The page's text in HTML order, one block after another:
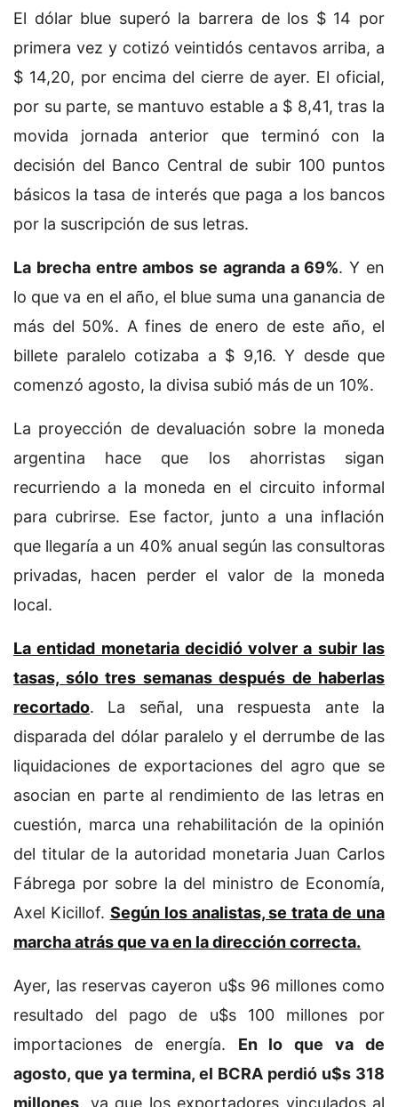
El dólar blue superó la barrera de los $ 14 por
primera vez y cotizó veintidós centavos arriba, a
$ 14,20, por encima del cierre de ayer. El oficial,
por su parte, se mantuvo estable a $ 8,41, tras la
movida jornada anterior que terminó con la
decisión del Banco Central de subir 100 puntos
básicos la tasa de interés que paga a los bancos
por la suscripción de sus letras.
La brecha entre ambos se agranda a 69%. Y en
lo que va en el año, el blue suma una ganancia de
más del 50%. A fines de enero de este año, el
billete paralelo cotizaba a $ 9,16. Y desde que
comenzó agosto, la divisa subió más de un 10%.
La proyección de devaluación sobre la moneda
argentina hace que los ahorristas sigan
recurriendo a la moneda en el circuito informal
para cubrirse. Ese factor, junto a una inflación
que llegaría a un 40% anual según las consultoras
privadas, hacen perder el valor de la moneda
local.
La entidad monetaria decidió volver a subir las
tasas, sólo tres semanas después de haberlas
recortado. La señal, una respuesta ante la
disparada del dólar paralelo y el derrumbe de las
liquidaciones de exportaciones del agro que se
asocian en parte al rendimiento de las letras en
cuestión, marca una rehabilitación de la opinión
del titular de la autoridad monetaria Juan Carlos
Fábrega por sobre la del ministro de Economía,
Axel Kicillof. Según los analistas, se trata de una
marcha atrás que va en la dirección correcta.
Ayer, las reservas cayeron u$s 96 millones como
resultado del pago de u$s 100 millones por
importaciones de energía. En lo que va de
agosto, que ya termina, el BCRA perdió u$s 318
millones, ya que los exportadores vinculados al